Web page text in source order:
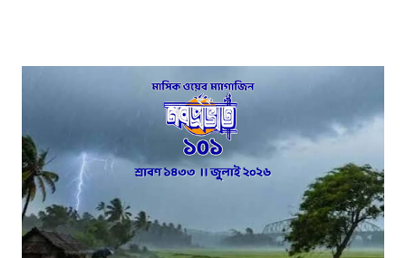
এককালীন। সব পেশার লোকেরাই কত নিষ্ঠা ভরে গাঁয়ে তাদের পরিষেবা দিত। বিনিময়ে
সামান্য আয় হত তাদের। আর সেই আয়টুকুই ছিল তাদের সংসার নির্বাহের একমাত্র উপায়।
কালে কালান্তরে সেই সব পেশা,সেই সব সমাজবন্ধুরা হারিয়ে গ্যাছে। শুধুমাত্র তারা বেঁচে
আছে অগ্রজের গল্পকথায়,আর বিভিন...